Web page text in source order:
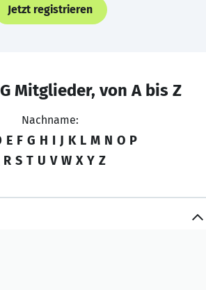
Jetzt registrieren
Mitglieder, von A bis Z
Nachname:
E F G H I J K L M N O P
R S T U V W X Y Z